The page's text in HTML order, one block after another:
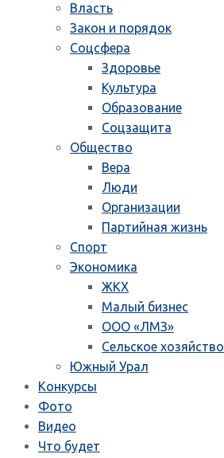
Власть
Закон и порядок
Соцсфера
Здоровье
Культура
Образование
Соцзащита
Общество
Вера
Люди
Организации
Партийная жизнь
Спорт
Экономика
ЖКХ
Малый бизнес
ООО «ЛМЗ»
Сельское хозяйство
Южный Урал
Конкурсы
Фото
Видео
Что будет